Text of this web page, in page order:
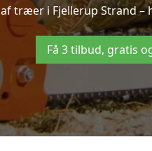
træer i Fjellerup Strand
Få 3 tilbud, gratis